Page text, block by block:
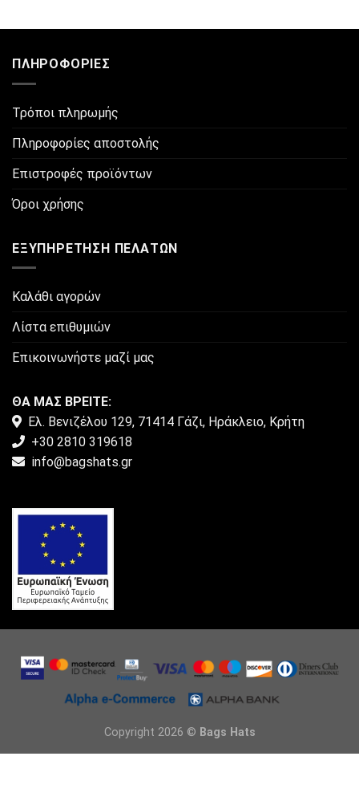
έχει
πολλαπλές
επιλογές
μπορούν
επιλεγούν
προϊόντος
ΠΛΗΡΟΦΟΡΊΕΣ
Τρόποι πληρωμής
Πληροφορίες αποστολής
Επιστροφές προϊόντων
Όροι χρήσης
ΕΞΥΠΗΡΈΤΗΣΗ ΠΕΛΑΤΏΝ
Καλάθι αγορών
Λίστα επιθυμιών
Επικοινωνήστε μαζί μας
ΘΑ ΜΑΣ ΒΡΕΙΤΕ:
Ελ. Βενιζέλου 129, 71414 Γάζι, Ηράκλειο, Κρήτη
+30 2810 319618
info@bagshats.gr
Copyright 2026 © Bags Hats